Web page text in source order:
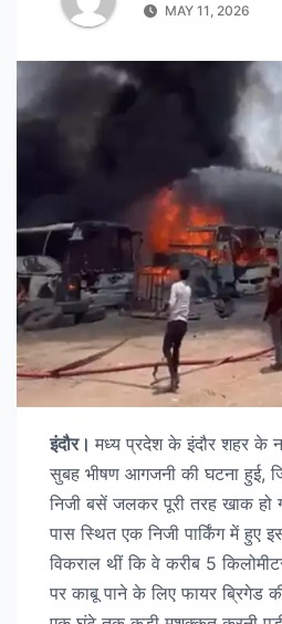
MAY 11, 2026
इंदौर। मध्य प्रदेश के इंदौर शहर के
सुबह भीषण आगजनी की घटना हुई,
निजी बसें जलकर पूरी तरह खाक हो
पास स्थित एक निजी पार्किंग में हुए
विकराल थीं कि वे करीब 5
पर काबू पाने के लिए फायर ब्रिगेड